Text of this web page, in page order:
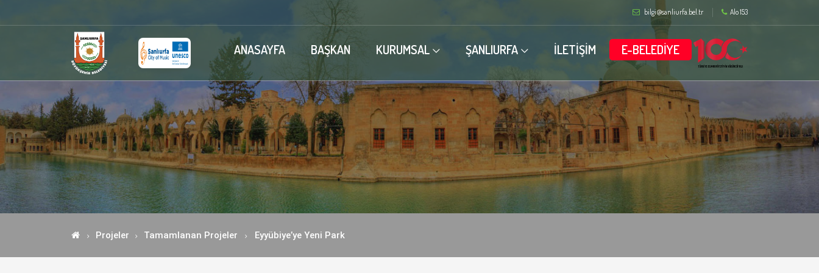
bilgi@sanliurfa.bel.tr Alo 153
ANASAYFA BAŞKAN KURUMSAL ŞANLIURFA İLETİŞİM E-BELEDİYE
Projeler Tamamlanan Projeler Eyyübiye’ye Yeni Park